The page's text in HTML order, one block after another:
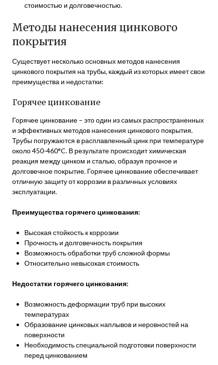
стоимостью и долговечностью.
Методы нанесения цинкового
покрытия
Существует несколько основных методов нанесения
цинкового покрытия на трубы, каждый из которых имеет свои
преимущества и недостатки:
Горячее цинкование
Горячее цинкование – это один из самых распространенных
и эффективных методов нанесения цинкового покрытия.
Трубы погружаются в расплавленный цинк при температуре
около 450-460°C. В результате происходит химическая
реакция между цинком и сталью, образуя прочное и
долговечное покрытие. Горячее цинкование обеспечивает
отличную защиту от коррозии в различных условиях
эксплуатации.
Преимущества горячего цинкования:
Высокая стойкость к коррозии
Прочность и долговечность покрытия
Возможность обработки труб сложной формы
Относительно невысокая стоимость
Недостатки горячего цинкования:
Возможность деформации труб при высоких
температурах
Образование цинковых наплывов и неровностей на
поверхности
Необходимость специальной подготовки поверхности
перед цинкованием